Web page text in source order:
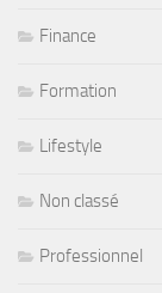
Finance
Formation
Lifestyle
Non classé
Professionnel